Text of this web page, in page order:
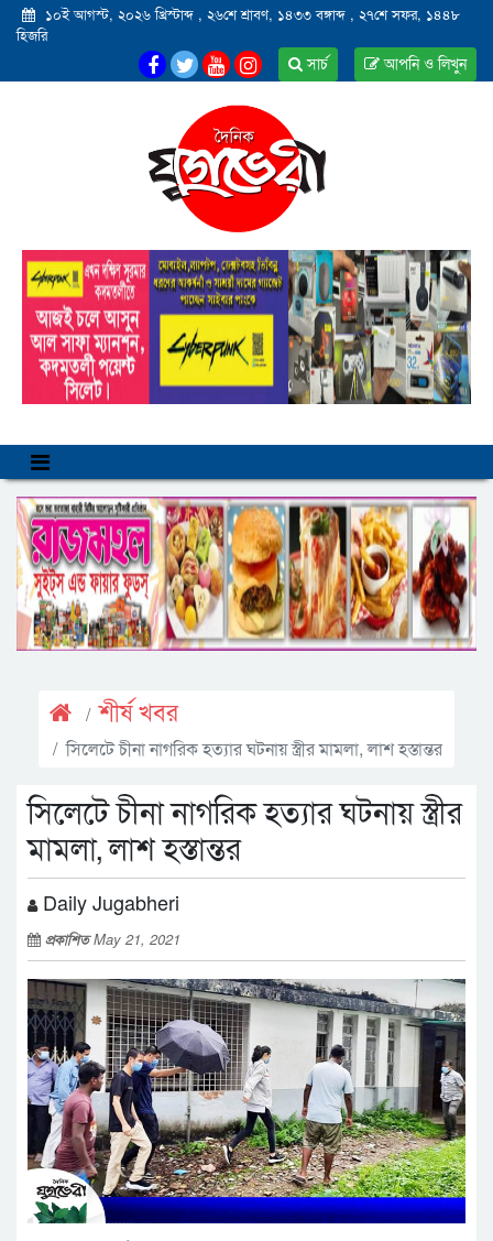
১০ই আগস্ট, ২০২৬ খ্রিস্টাব্দ , ২৬শে শ্রাবণ, ১৪৩৩ বঙ্গাব্দ , ২৭শে সফর, ১৪৪৮
হিজরি
আপনি ও লিখুন
সার্চ
শীর্ষ খবর
সিলেটে চীনা নাগরিক হত্যার ঘটনায় স্ত্রীর মামলা, লাশ হস্তান্তর
সিলেটে চীনা নাগরিক হত্যার ঘটনায় স্ত্রীর
মামলা, লাশ হস্তান্তর
Daily Jugabheri
প্রকাশিতMay 21, 2021